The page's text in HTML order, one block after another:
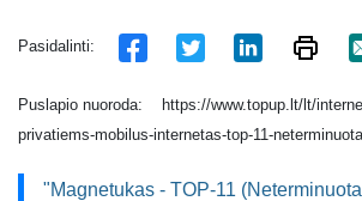
Pasidalinti:
Puslapio nuoroda:
https://www.topup.lt/lt/
privatiems-mobilus-internetas-top-11-
"Magnetukas - TOP-11